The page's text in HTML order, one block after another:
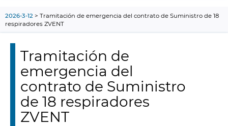
2026-3-12
Tramitación de emergencia del contrato de Suministro de 18
respiradores ZVENT
Tramitación de
emergencia del
contrato de Suministro
de 18 respiradores
ZVENT